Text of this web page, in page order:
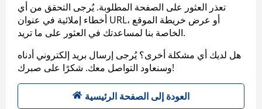
تعذر العثور على الصفحة المطلوبة. يُرجى التحقق من أي
أخطاء إملائية في عنوان URL، أو عرض خريطة الموقع
الخاصة بنا لمساعدتك في العثور على ما تريد.
هل لديك أي مشكلة أخرى؟ يُرجى إرسال بريد إلكتروني أدناه
وسنعاود التواصل معك. شكرًا على صبرك!
العودة إلى الصفحة الرئيسية